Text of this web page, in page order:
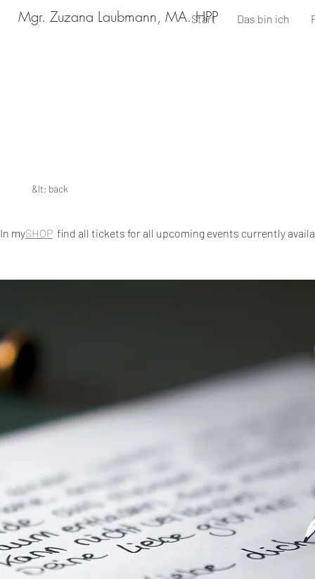
Mgr. Zuzana Laubmann, MA. HPP
Start Das bin ich
&lt; back
In mySHOP find all tickets for all upcoming events currently